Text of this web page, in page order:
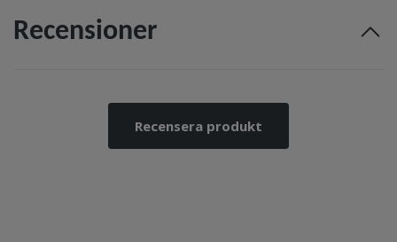
Recensioner
Recensera produkt